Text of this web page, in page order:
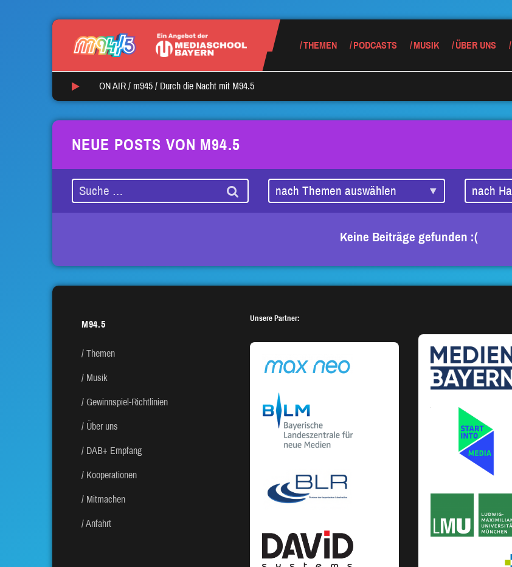
THEMEN PODCASTS MUSIK ÜBER UNS
ON AIR / autoKratz/Stay The Same
NEUE POSTS VON M94.5
Keine Beiträge gefunden :(
M94.5
Themen
Musik
Gewinnspiel-Richtlinien
Über uns
DAB+ Empfang
Kooperationen
Mitmachen
Anfahrt
Unsere Partner: